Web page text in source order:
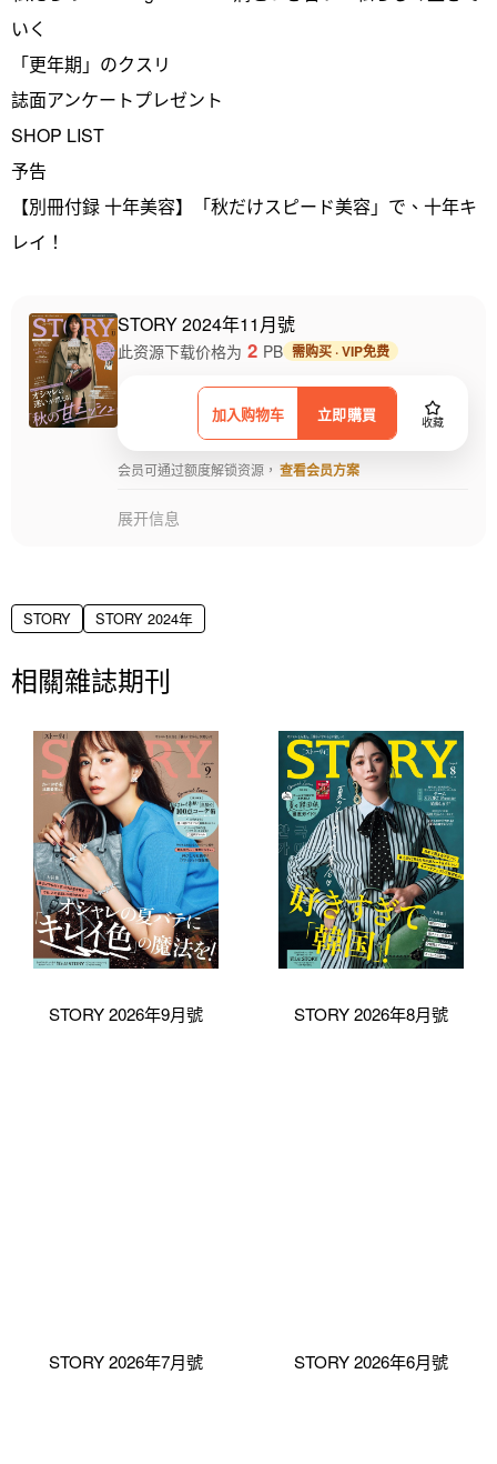
いく
「更年期」のクスリ
誌面アンケートプレゼント
SHOP LIST
予告
【別冊付録 十年美容】「秋だけスピード美容」で、十年キ
レイ！
STORY 2024年11月號
加入购物车 立即購買 收藏
此资源下载价格为 2 PB 需购买 · VIP免费
会员可通过额度解锁资源， 查看会员方案
展开信息
STORY STORY 2024年
相關雜誌期刊
STORY 2026年9月號 STORY 2026年8月號
STORY 2026年7月號 STORY 2026年6月號